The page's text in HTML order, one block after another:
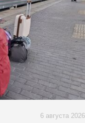
6 августа 2026